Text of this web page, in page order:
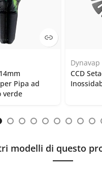
Pipa ad
verde
Dynavap
CCD
modelli di questo